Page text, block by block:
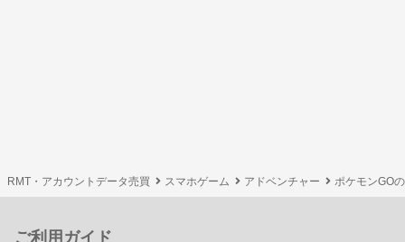
RMT・アカウントデータ売買 スマホゲーム アドベンチャー ポケモンGO
ご利用ガイド